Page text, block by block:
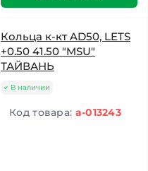
Кольца к-кт AD50, LETS
+0.50 41.50 "MSU"
ТАЙВАНЬ
В наличии
Код товара: a-013243